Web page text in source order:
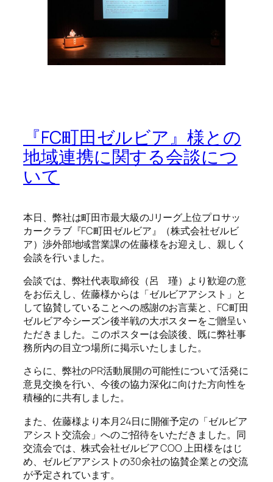
『FC町田ゼルビア』様との
地域連携に関する会談につ
いて
本日、弊社は町田市最大級のJリーグ上位プロサッ
カークラブ『FC町田ゼルビア』（株式会社ゼルビ
ア）渉外部地域営業課の佐藤様をお迎えし、親しく
会談を行いました。
会談では、弊社代表取締役（呂 瑾）より歓迎の意
をお伝えし、佐藤様からは「ゼルビアアシスト」と
して協賛していることへの感謝のお言葉と、FC町田
ゼルビア今シーズン後半戦の大ポスターをご贈呈い
ただきました。このポスターは会談後、既に弊社事
務所内の目立つ場所に掲示いたしました。
さらに、弊社のPR活動展開の可能性について活発に
意見交換を行い、今後の協力深化に向けた方向性を
積極的に共有しました。
また、佐藤様より本月24日に開催予定の「ゼルビア
アシスト交流会」へのご招待をいただきました。同
交流会では、株式会社ゼルビア COO 上田様をはじ
め、ゼルビアアシストの30余社の協賛企業との交流
が予定されています。